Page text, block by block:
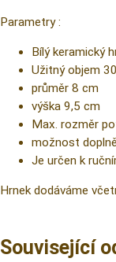
Parametry :
Bílý keramický
Užitný objem
průměr 8 cm
výška 9,5 cm
Max. rozměr
možnost
Je určen k
Hrnek dodáváme
Související